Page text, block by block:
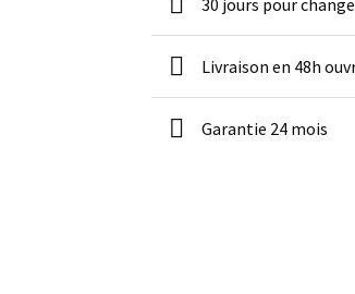
30 jours pour
Livraison en 48h
Garantie 24 mois